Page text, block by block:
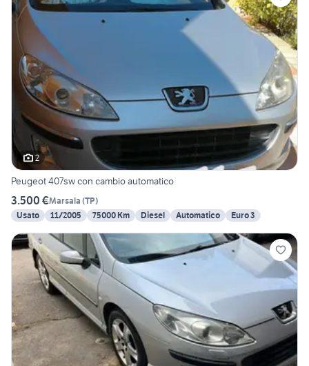
2
Peugeot 407sw con cambio automatico
3.500 €Marsala (TP)
Usato
11/2005 75000 Km Diesel Automatico Euro 3